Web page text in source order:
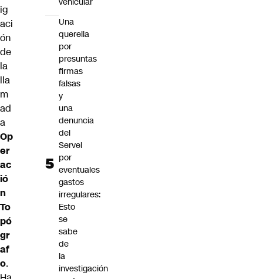
ig
aci
ón
de
la
lla
m
ad
a
Op
er
ac
ió
n
To
pó
gr
af
o.
Una
querella
por
presuntas
firmas
falsas
y
una
denuncia
del
Servel
por
eventuales
gastos
irregulares:
Esto
se
sabe
de
la
investigación